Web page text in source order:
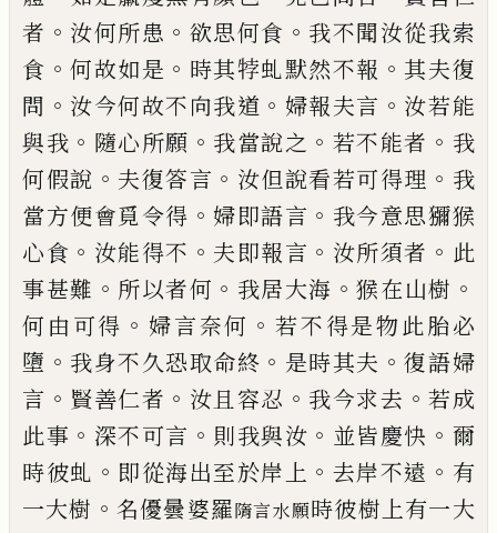
者 。 汝何所患 。 欲思何食 。 我不聞汝從我索
食 。何故如是 。 時其㹀虬默然不報 。其夫復
問 。 汝今何故不向我道 。 婦報夫言 。 汝若能
與我 。 隨心所願 。 我當說之 。 若不能者 。 我
何假說 。 夫復答言 。 汝但說看若可得理 。 我
當方便會覓令得 。 婦即語言 。 我今意思獼猴
心食 。 汝能得不 。 夫即報言 。 汝所須者 。 此
事甚難 。 所以者何 。 我居大海 。猴在山樹 。
何由可得 。 婦言奈何 。 若不得是物此胎必
墮 。 我身不久恐取命終 。 是時其夫 。復語婦
言 。 賢善仁者 。 汝且容忍 。 我今求去 。若成
此事 。 深不可言 。 則我與汝 。 並皆慶快 。 爾
時彼虬 。 即從海出至於岸上 。 去岸不遠 。 有
一大樹 。 名優曇婆羅隋言水願時彼樹上有一大